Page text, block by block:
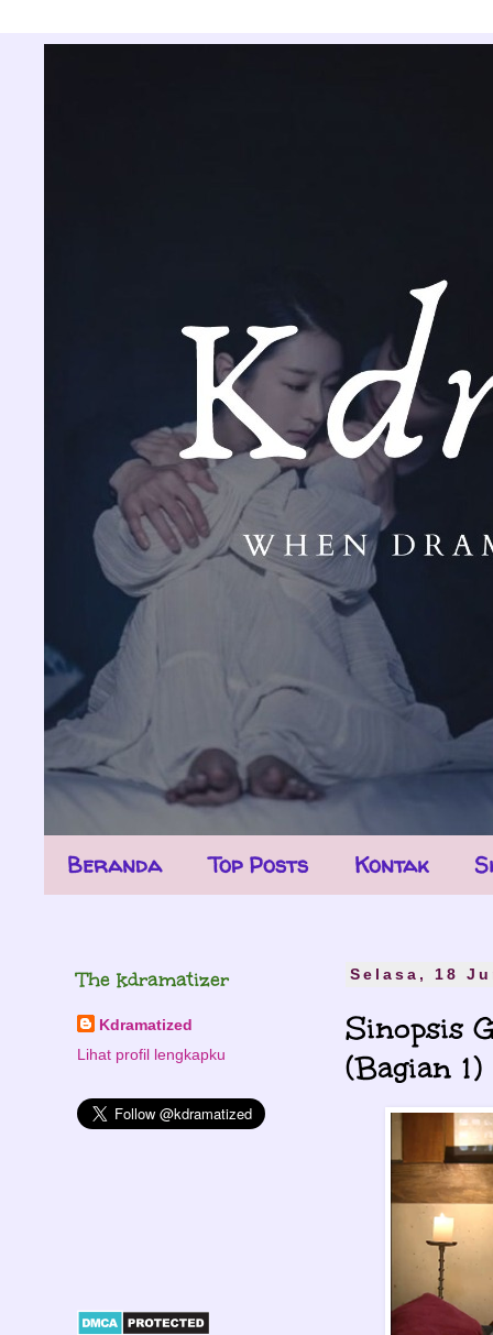
Beranda Top Posts Kontak
Selasa, 18
Sinopsis
(Bagian 1)
The kdramatizer
Kdramatized
Lihat profil lengkapku